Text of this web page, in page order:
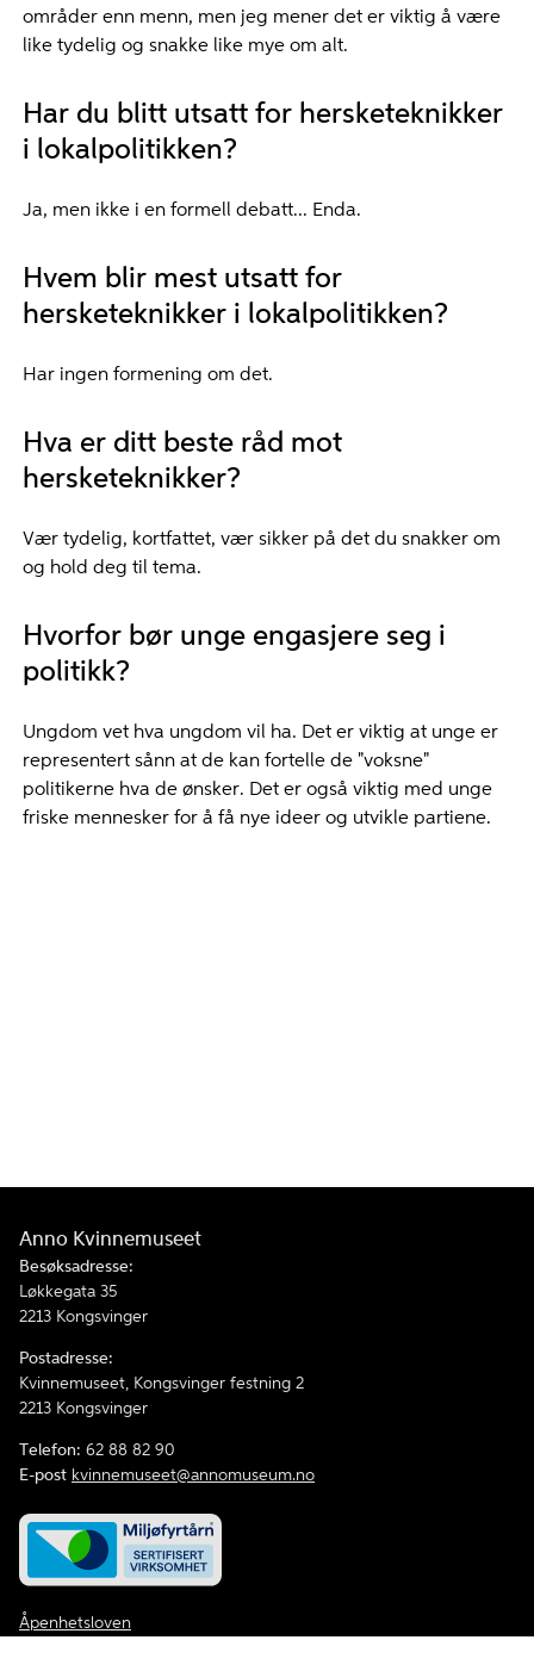
områder enn menn, men jeg mener det er viktig å være
like tydelig og snakke like mye om alt.
Har du blitt utsatt for hersketeknikker
i lokalpolitikken?
Ja, men ikke i en formell debatt... Enda.
Hvem blir mest utsatt for
hersketeknikker i lokalpolitikken?
Har ingen formening om det.
Hva er ditt beste råd mot
hersketeknikker?
Vær tydelig, kortfattet, vær sikker på det du snakker om
og hold deg til tema.
Hvorfor bør unge engasjere seg i
politikk?
Ungdom vet hva ungdom vil ha. Det er viktig at unge er
representert sånn at de kan fortelle de "voksne"
politikerne hva de ønsker. Det er også viktig med unge
friske mennesker for å få nye ideer og utvikle partiene.
Anno Kvinnemuseet
Besøksadresse:
Løkkegata 35
2213 Kongsvinger
Postadresse:
Kvinnemuseet, Kongsvinger festning 2
2213 Kongsvinger
Telefon: 62 88 82 90
E-post kvinnemuseet@annomuseum.no
Åpenhetsloven